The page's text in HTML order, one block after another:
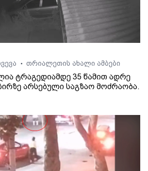
• თრიალეთის ახალი ამბები
ტრაგედიამდე 35 წამით ადრე
არსებული საგზაო მოძრაობა.